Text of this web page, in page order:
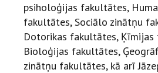
psiholoģijas fakultātes,
fakultātes, Sociālo zinātņu
Dotorikas fakultātes,
Bioloģijas fakultātes,
zinātņu fakultātes, kā arī